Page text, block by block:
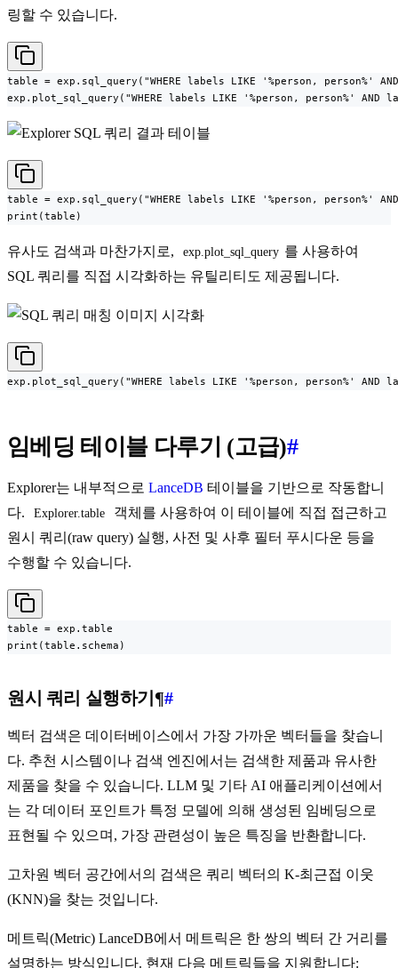
링할 수 있습니다.
table = exp.sql_query("WHERE labels LIKE '%person, person%'
exp.plot_sql_query("WHERE labels LIKE '%person, person%'
table = exp.sql_query("WHERE labels LIKE '%person, person%'
print(table)
유사도 검색과 마찬가지로, exp.plot_sql_query 를 사용하여
SQL 쿼리를 직접 시각화하는 유틸리티도 제공됩니다.
exp.plot_sql_query("WHERE labels LIKE '%person, person%'
임베딩 테이블 다루기 (고급)#
Explorer는 내부적으로 LanceDB 테이블을 기반으로 작동합니
다.
Explorer.table
객체를 사용하여 이 테이블에 직접 접근하고
원시 쿼리(raw query) 실행, 사전 및 사후 필터 푸시다운 등을
수행할 수 있습니다.
table = exp.table
print(table.schema)
원시 쿼리 실행하기¶#
벡터 검색은 데이터베이스에서 가장 가까운 벡터들을 찾습니
다. 추천 시스템이나 검색 엔진에서는 검색한 제품과 유사한
제품을 찾을 수 있습니다. LLM 및 기타 AI 애플리케이션에서
는 각 데이터 포인트가 특정 모델에 의해 생성된 임베딩으로
표현될 수 있으며, 가장 관련성이 높은 특징을 반환합니다.
고차원 벡터 공간에서의 검색은 쿼리 벡터의 K-최근접 이웃
(KNN)을 찾는 것입니다.
메트릭(Metric) LanceDB에서 메트릭은 한 쌍의 벡터 간 거리를
설명하는 방식입니다. 현재 다음 메트릭들을 지원합니다: